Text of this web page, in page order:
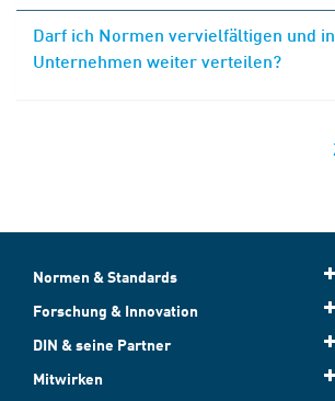
Darf ich Normen vervielfältigen und
Unternehmen weiter verteilen?
Normen & Standards
Forschung & Innovation
DIN & seine Partner
Mitwirken